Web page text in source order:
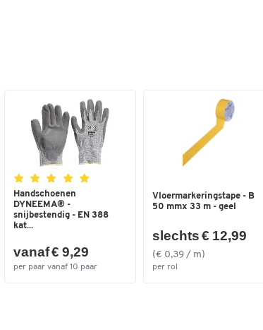
660
Handschoenen
DYNEEMA® -
snijbestendig - EN 388
kat...
vanaf € 9,29
per paar vanaf 10 paar
Vloermarkeringstape - B
50 mmx 33 m - geel
slechts € 12,99
(€ 0,39 / m)
per rol